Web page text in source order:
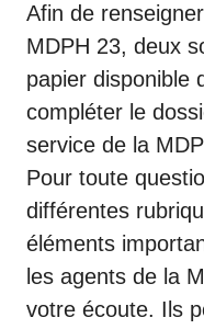
Afin de
MDPH 23, deux
papier disponible
compléter le
service de la
Pour toute
différentes
éléments
les agents de la
votre écoute. Ils